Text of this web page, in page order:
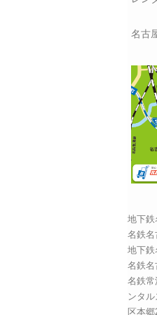
名古
地下
名鉄
地下
名鉄
名鉄
ンタ
区本